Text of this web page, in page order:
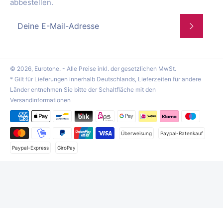
abbestellen.
© 2026, Eurotone. - Alle Preise inkl. der gesetzlichen MwSt.
* Gilt für Lieferungen innerhalb Deutschlands, Lieferzeiten für andere
Länder entnehmen Sie bitte der Schaltfläche mit den
Versandinformationen
Zahlungsmethoden
Überweisung Paypal-Ratenkauf
Paypal-Express GiroPay